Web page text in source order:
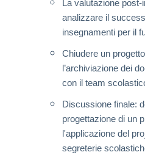
La valutazione
analizzare il
insegnamenti per il
Chiudere un
l’archiviazione dei
con il team
Discussione finale:
progettazione di un
l'applicazione del
segreterie